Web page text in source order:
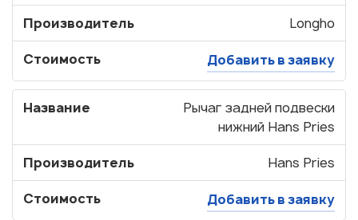
Производитель Longho
Стоимость Добавить в заявку
Название
Рычаг задней подвески
нижний Hans Pries
Производитель Hans Pries
Стоимость Добавить в заявку